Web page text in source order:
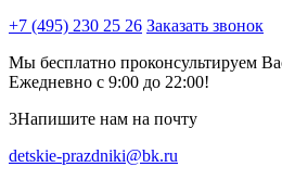
+7 (495) 230 25 26 Заказать звонок
Мы бесплатно проконсультируем
Ежедневно с 9:00 до 22:00!
3Напишите нам на почту
detskie-prazdniki@bk.ru